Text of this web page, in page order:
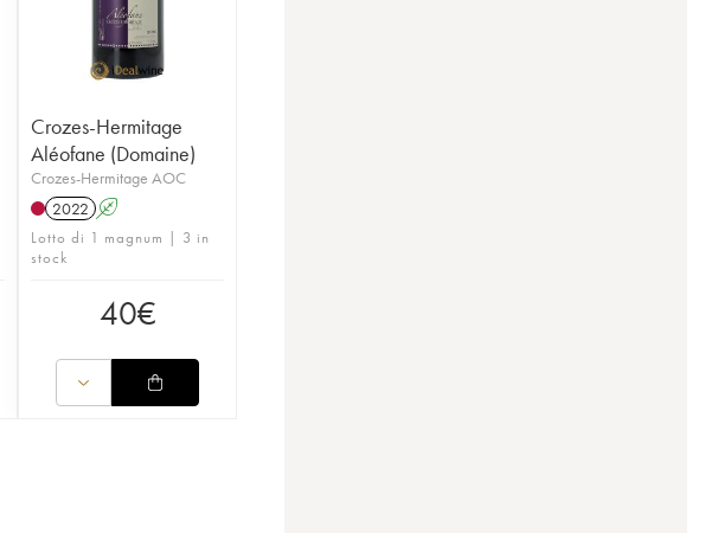
Crozes-Hermitage
Aléofane (Domaine)
Crozes-Hermitage AOC
2022 A
Lotto di 1 magnum | 3 in
stock
40€